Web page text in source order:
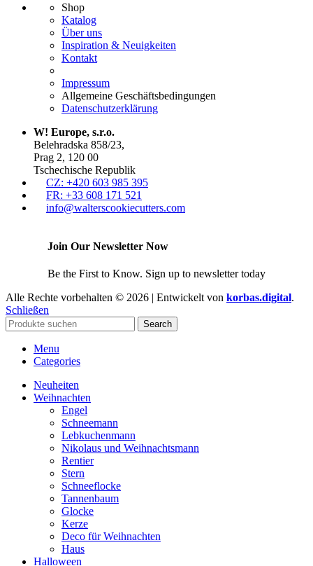
Shop
Katalog
Über uns
Inspiration & Neuigkeiten
Kontakt
Impressum
Allgemeine Geschäftsbedingungen
Datenschutzerklärung
W! Europe, s.r.o.
Belehradska 858/23,
Prag 2, 120 00
Tschechische Republik
CZ: +420 603 985 395
FR: +33 608 171 521
info@walterscookiecutters.com
Join Our Newsletter Now
Be the First to Know. Sign up to newsletter today
Alle Rechte vorbehalten © 2026 | Entwickelt von korbas.digital.
Schließen
Search
Menu
Categories
Neuheiten
Weihnachten
Engel
Schneemann
Lebkuchenmann
Nikolaus und Weihnachtsmann
Rentier
Stern
Schneeflocke
Tannenbaum
Glocke
Kerze
Deco für Weihnachten
Haus
Halloween